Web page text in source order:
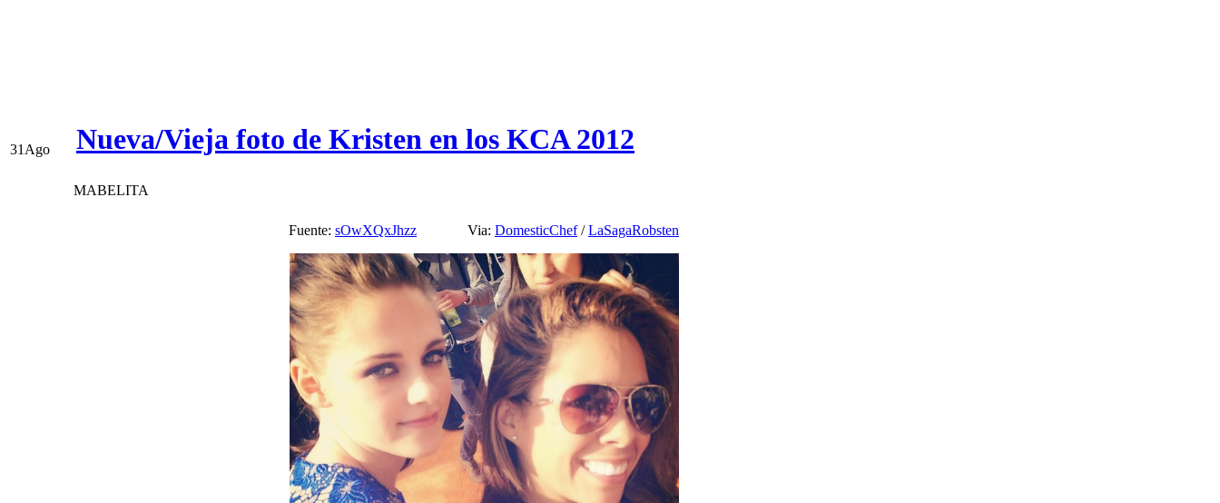
31 Ago Nueva/Vieja foto de Kristen en los KCA 2012
MABELITA
Fuente: sOwXQxJhzz Via: DomesticChef/LaSagaRobsten